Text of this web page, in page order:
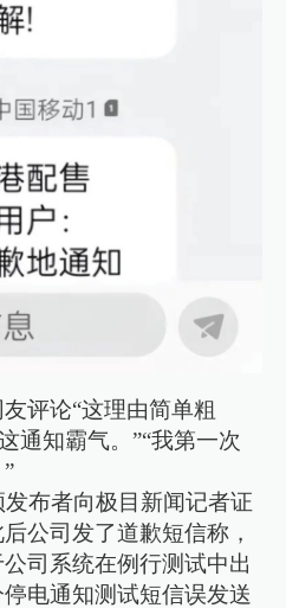
评论“这理由简单粗
通知霸气。”“我第一次
布者向极目新闻记者证
公司发了道歉短信称，
司系统在例行测试中出
电通知测试短信误发送